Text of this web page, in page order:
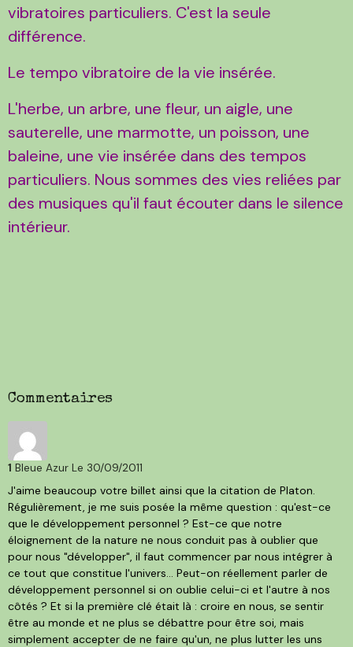
vibratoires particuliers. C'est la seule
différence.
Le tempo vibratoire de la vie insérée.
L'herbe, un arbre, une fleur, un aigle, une
sauterelle, une marmotte, un poisson, une
baleine, une vie insérée dans des tempos
particuliers. Nous sommes des vies reliées par
des musiques qu'il faut écouter dans le silence
intérieur.
Commentaires
1 Bleue Azur Le 30/09/2011
J'aime beaucoup votre billet ainsi que la citation de Platon.
Régulièrement, je me suis posée la même question : qu'est-ce
que le développement personnel ? Est-ce que notre
éloignement de la nature ne nous conduit pas à oublier que
pour nous "développer", il faut commencer par nous intégrer à
ce tout que constitue l'univers... Peut-on réellement parler de
développement personnel si on oublie celui-ci et l'autre à nos
côtés ? Et si la première clé était là : croire en nous, se sentir
être au monde et ne plus se débattre pour être soi, mais
simplement accepter de ne faire qu'un, ne plus lutter les uns